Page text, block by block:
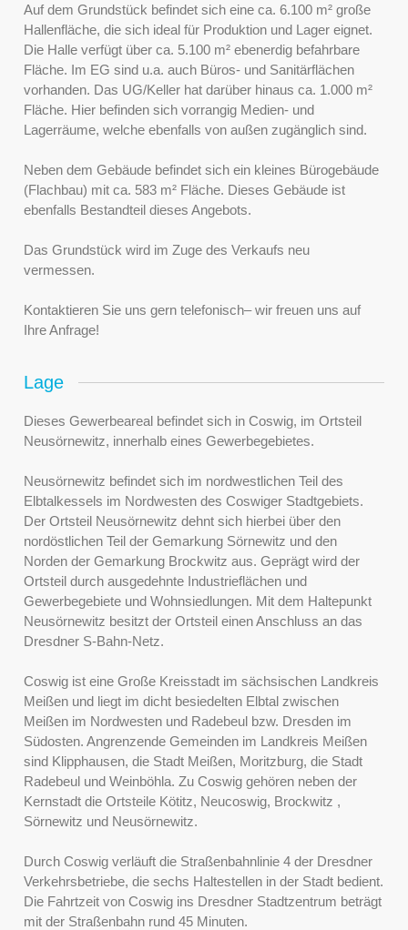
Auf dem Grundstück befindet sich eine ca. 6.100 m² große
Hallenfläche, die sich ideal für Produktion und Lager eignet.
Die Halle verfügt über ca. 5.100 m² ebenerdig befahrbare
Fläche. Im EG sind u.a. auch Büros- und Sanitärflächen
vorhanden. Das UG/Keller hat darüber hinaus ca. 1.000 m²
Fläche. Hier befinden sich vorrangig Medien- und
Lagerräume, welche ebenfalls von außen zugänglich sind.
Neben dem Gebäude befindet sich ein kleines Bürogebäude
(Flachbau) mit ca. 583 m² Fläche. Dieses Gebäude ist
ebenfalls Bestandteil dieses Angebots.
Das Grundstück wird im Zuge des Verkaufs neu
vermessen.
Kontaktieren Sie uns gern telefonisch– wir freuen uns auf
Ihre Anfrage!
Lage
Dieses Gewerbeareal befindet sich in Coswig, im Ortsteil
Neusörnewitz, innerhalb eines Gewerbegebietes.
Neusörnewitz befindet sich im nordwestlichen Teil des
Elbtalkessels im Nordwesten des Coswiger Stadtgebiets.
Der Ortsteil Neusörnewitz dehnt sich hierbei über den
nordöstlichen Teil der Gemarkung Sörnewitz und den
Norden der Gemarkung Brockwitz aus. Geprägt wird der
Ortsteil durch ausgedehnte Industrieflächen und
Gewerbegebiete und Wohnsiedlungen. Mit dem Haltepunkt
Neusörnewitz besitzt der Ortsteil einen Anschluss an das
Dresdner S-Bahn-Netz.
Coswig ist eine Große Kreisstadt im sächsischen Landkreis
Meißen und liegt im dicht besiedelten Elbtal zwischen
Meißen im Nordwesten und Radebeul bzw. Dresden im
Südosten. Angrenzende Gemeinden im Landkreis Meißen
sind Klipphausen, die Stadt Meißen, Moritzburg, die Stadt
Radebeul und Weinböhla. Zu Coswig gehören neben der
Kernstadt die Ortsteile Kötitz, Neucoswig, Brockwitz ,
Sörnewitz und Neusörnewitz.
Durch Coswig verläuft die Straßenbahnlinie 4 der Dresdner
Verkehrsbetriebe, die sechs Haltestellen in der Stadt bedient.
Die Fahrtzeit von Coswig ins Dresdner Stadtzentrum beträgt
mit der Straßenbahn rund 45 Minuten.